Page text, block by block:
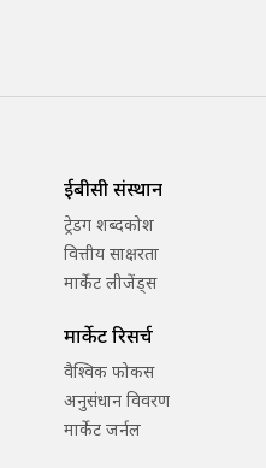
ईबीसी संस्थान
ट्रेडिंग शब्दकोश
वित्तीय साक्षरता
मार्केट लीजेंड्स
मार्केट रिसर्च
वैश्विक फोकस
अनुसंधान विवरण
मार्केट जर्नल